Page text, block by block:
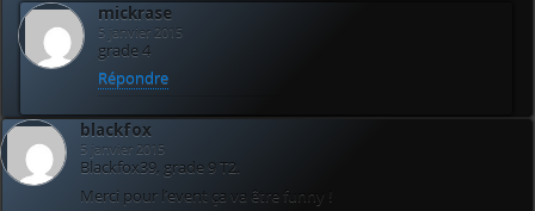
mickrase
5 janvier 2015
grade 4
Répondre
blackfox
5 janvier 2015
Blackfox39, grade 9 T2.
Merci pour l’event ça va être funny !